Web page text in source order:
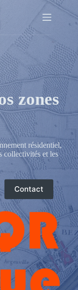
zones
résidentiel,
collectivités et les
Contact